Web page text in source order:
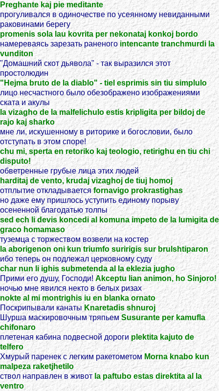
Preghante kaj pie meditante
прогуливался в одиночестве по усеянному невиданными
раковинами берегу
promenis sola lau kovrita per nekonataj konkoj bordo
намереваясь зарезать раненогоintencante tranchmurdi la
vunditon
"Домашний скот дьявола" - так выразился этот
простолюдин
"Hejma bruto de la diablo" - tiel esprimis sin tiu simplulo
лицо несчастного было обезображено изображениями
ската и акулы
la vizagho de la malfelichulo estis kripligita per bildoj de
rajo kaj sharko
мне ли, искушенному в риторике и богословии, было
отступать в этом споре!
chu mi, sperta en retoriko kaj teologio, retirighu en tiu chi
disputo!
обветренные грубые лица этих людей
harditaj de vento, krudaj vizaghoj de tiuj homoj
отплытие откладываетсяfornavigo prokrastighas
но даже ему пришлось уступить единому порыву
осененной благодатью толпы
sed ech li devis koncedi al komuna impeto de la lumigita de
graco homamaso
туземца с торжеством возвели на костер
la aborigenon oni kun triumfo suririgis sur brulshtiparon
ибо теперь он подлежал церковному суду
char nun li ighis submetenda al la eklezia jugho
Прими его душу, Господи! Akceptu lian animon, ho Sinjoro!
ночью мне явился некто в белых ризах
nokte al mi montrighis iu en blanka ornato
Поскрипывали канатыKnaretadis shnuroj
Шурша маскировочным тряпьемSusurante per kamufla
chifonaro
плетеная кабина подвесной дорогиplektita kajuto de
telfero
Хмурый паренек с легким ракетометом Morna knabo kun
malpeza raketjhetilo
ствол направлен в живот la paftubo estas direktita al la
ventro